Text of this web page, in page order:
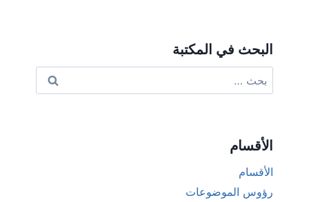
البحث في المكتبة
عن:
الأقسام
الأقسام
رؤوس الموضوعات